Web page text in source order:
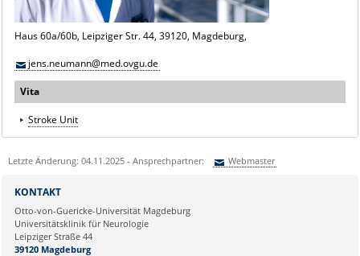
Haus 60a/60b, Leipziger Str. 44, 39120, Magdeburg,
jens.neumann@med.ovgu.de
Vita
Stroke Unit
Letzte Änderung: 04.11.2025 - Ansprechpartner: Webmaster
Ihre E-Mailadresse:
Ihr Anliegen:
KONTAKT
Otto-von-Guericke-Universität Magdeburg
Universitätsklinik für Neurologie
Leipziger Straße 44
39120 Magdeburg